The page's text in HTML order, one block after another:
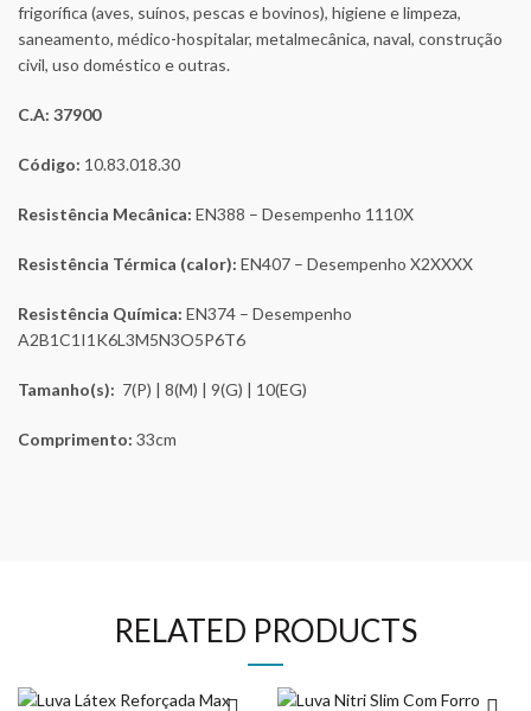
frigorífica (aves, suínos, pescas e bovinos), higiene e limpeza,
saneamento, médico-hospitalar, metalmecânica, naval, construção
civil, uso doméstico e outras.
C.A: 37900
Código: 10.83.018.30
Resistência Mecânica: EN388 – Desempenho 1110X
Resistência Térmica (calor): EN407 – Desempenho X2XXXX
Resistência Química: EN374 – Desempenho
A2B1C1I1K6L3M5N3O5P6T6
Tamanho(s): 7(P) | 8(M) | 9(G) | 10(EG)
Comprimento: 33cm
RELATED PRODUCTS